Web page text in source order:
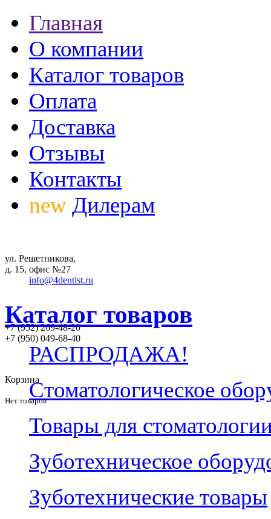
Главная
О компании
Каталог товаров
Оплата
Доставка
Отзывы
Контакты
new Дилерам
ул. Решетникова,
д. 15, офис №27
info@4dentist.ru
+7 (952) 269-48-20
‪+7 (950) 049-68-40
Корзина
Нет товаров
Каталог товаров
РАСПРОДАЖА!
Стоматологическое
Товары для
Зуботехническое
Зуботехнические товары